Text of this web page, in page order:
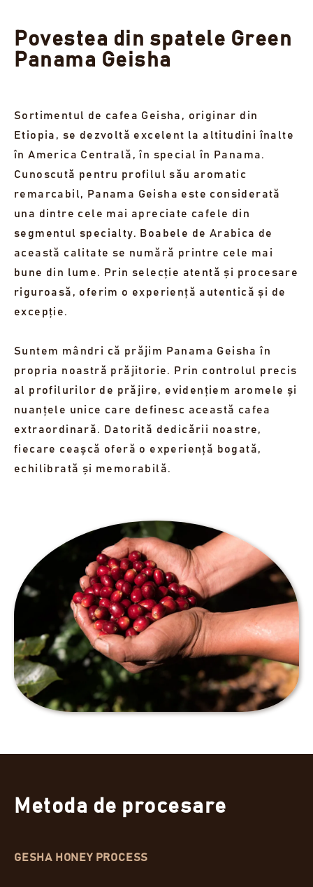
culoare, care se dezvăluie delicat pe palat. O cafea
elegantă, rotundă și complexă, cu note plăcute de
cereale ușor prăjite.
EPUIZAT
ARATĂ 2 LOTURI EPUIZATE
Povestea din spatele Green
Panama Geisha
Sortimentul de cafea Geisha, originar din
Etiopia, se dezvoltă excelent la altitudini înalte
în America Centrală, în special în Panama.
Cunoscută pentru profilul său aromatic
remarcabil, Panama Geisha este considerată
una dintre cele mai apreciate cafele din
segmentul specialty. Boabele de Arabica de
această calitate se numără printre cele mai
bune din lume. Prin selecție atentă și procesare
riguroasă, oferim o experiență autentică și de
excepție.
Suntem mândri că prăjim Panama Geisha în
propria noastră prăjitorie. Prin controlul precis
al profilurilor de prăjire, evidențiem aromele și
nuanțele unice care definesc această cafea
extraordinară. Datorită dedicării noastre,
fiecare ceașcă oferă o experiență bogată,
echilibrată și memorabilă.
Metoda de procesare
GESHA HONEY PROCESS